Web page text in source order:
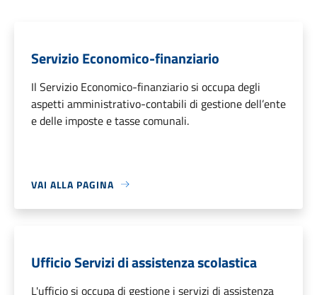
Servizio Economico-finanziario
Il Servizio Economico-finanziario si occupa degli
aspetti amministrativo-contabili di gestione dell’ente
e delle imposte e tasse comunali.
VAI ALLA PAGINA
Ufficio Servizi di assistenza scolastica
L'ufficio si occupa di gestione i servizi di assistenza